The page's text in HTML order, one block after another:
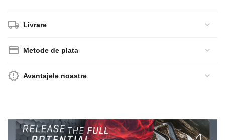
Livrare
Metode de plata
Avantajele noastre